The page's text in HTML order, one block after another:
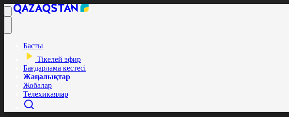
Басты
Тікелей эфир
Бағдарлама кестесі
Жаңалықтар
Жобалар
Телехикаялар